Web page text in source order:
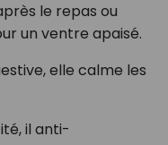
le repas ou
un ventre apaisé.
elle calme les
il anti-